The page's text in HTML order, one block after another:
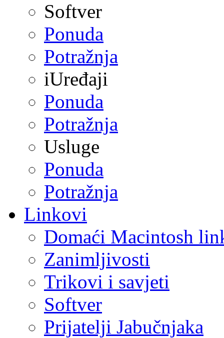
Softver
Ponuda
Potražnja
iUređaji
Ponuda
Potražnja
Usluge
Ponuda
Potražnja
Linkovi
Domaći Macintosh
Zanimljivosti
Trikovi i savjeti
Softver
Prijatelji Jabučnjaka